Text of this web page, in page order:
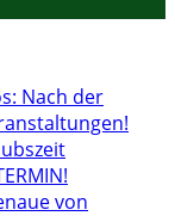
Nach der
von